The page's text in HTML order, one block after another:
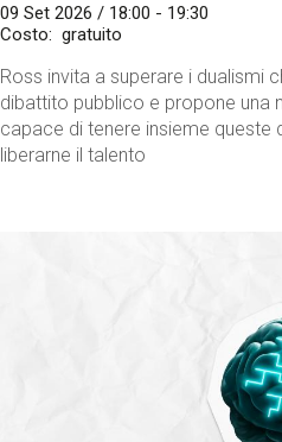
09 Set 2026 / 18:00 - 19:30
Costo
gratuito
Ross invita a superare i dualismi
dibattito pubblico e propone una
capace di tenere insieme queste
liberarne il talento